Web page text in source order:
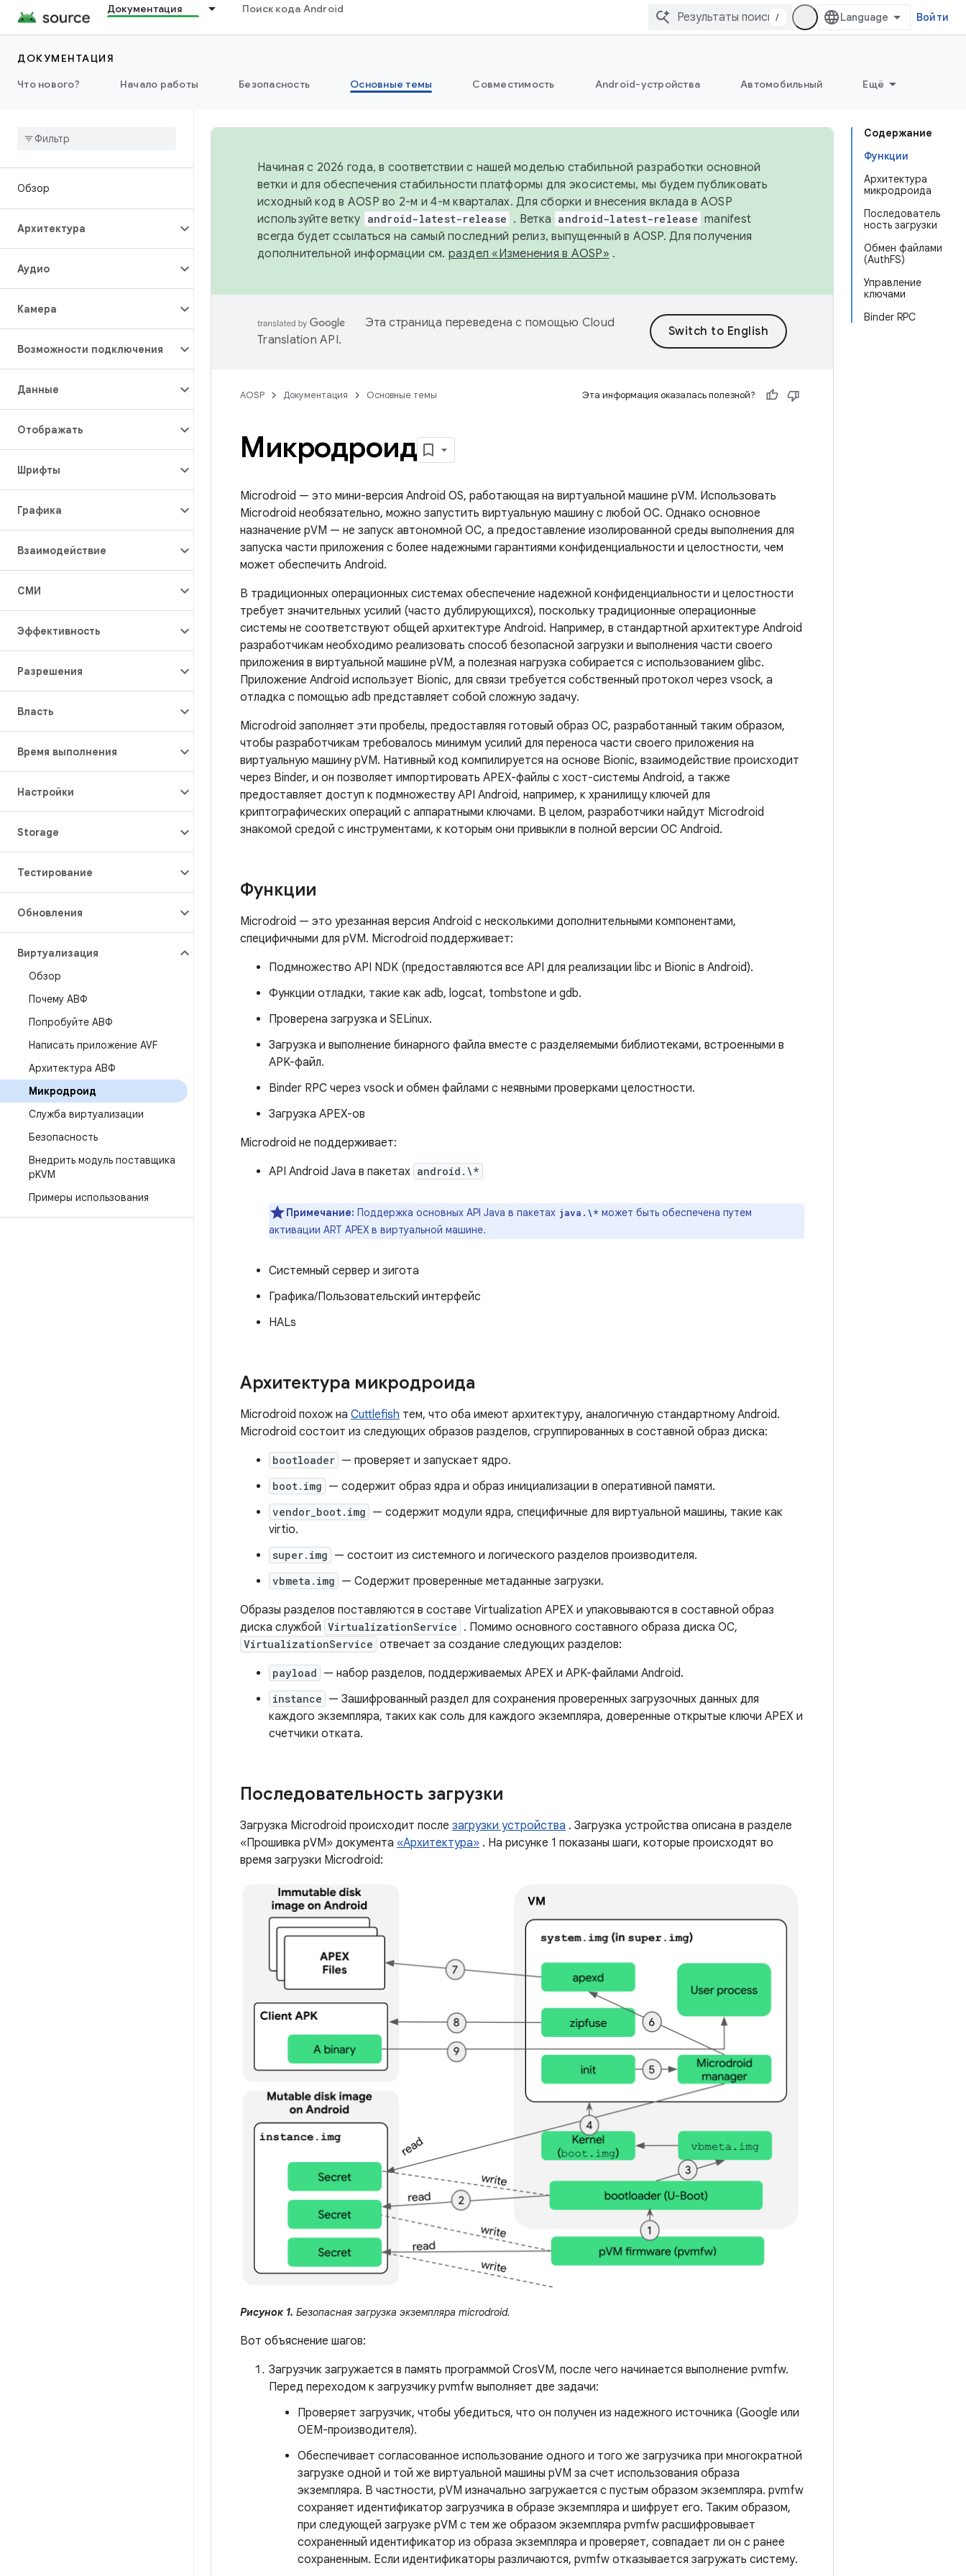
Документация Поиск кода Android
/ Войти
ДОКУМЕНТАЦИЯ
Что нового?
Начало работы Безопасность Основные темы Совместимость Android-устройства Автомобильный Ещё
Обзор
Архитектура
Аудио
Камера
Возможности подключения
Данные
Отображать
Шрифты
Графика
Взаимодействие
СМИ
Эффективность
Разрешения
Власть
Время выполнения
Настройки
Storage
Тестирование
Обновления
Виртуализация
Обзор
Почему АВФ
Попробуйте АВФ
Написать приложение AVF
Архитектура АВФ
Микродроид
Служба виртуализации
Безопасность
Внедрить модуль поставщика
pKVM
Примеры использования
Содержание
Функции
Архитектура
микродроида
Последователь
ность загрузки
Обмен файлами
(AuthFS)
Управление
ключами
Binder RPC
Начиная с 2026 года, в соответствии с нашей моделью стабильной разработки основной
ветки и для обеспечения стабильности платформы для экосистемы, мы будем публиковать
исходный код в AOSP во 2-м и 4-м кварталах. Для сборки и внесения вклада в AOSP
используйте ветку android-latest-release . Ветка android-latest-release manifest
всегда будет ссылаться на самый последний релиз, выпущенный в AOSP. Для получения
дополнительной информации см. раздел «Изменения в AOSP» .
Эта страница переведена с помощью Cloud
Translation API.
AOSP Документация Основные темы Эта информация оказалась полезной?
Микродроид
Microdroid — это мини-версия Android OS, работающая на виртуальной машине pVM. Использовать
Microdroid необязательно, можно запустить виртуальную машину с любой ОС. Однако основное
назначение pVM — не запуск автономной ОС, а предоставление изолированной среды выполнения для
запуска части приложения с более надежными гарантиями конфиденциальности и целостности, чем
может обеспечить Android.
В традиционных операционных системах обеспечение надежной конфиденциальности и целостности
требует значительных усилий (часто дублирующихся), поскольку традиционные операционные
системы не соответствуют общей архитектуре Android. Например, в стандартной архитектуре Android
разработчикам необходимо реализовать способ безопасной загрузки и выполнения части своего
приложения в виртуальной машине pVM, а полезная нагрузка собирается с использованием glibc.
Приложение Android использует Bionic, для связи требуется собственный протокол через vsock, а
отладка с помощью adb представляет собой сложную задачу.
Microdroid заполняет эти пробелы, предоставляя готовый образ ОС, разработанный таким образом,
чтобы разработчикам требовалось минимум усилий для переноса части своего приложения на
виртуальную машину pVM. Нативный код компилируется на основе Bionic, взаимодействие происходит
через Binder, и он позволяет импортировать APEX-файлы с хост-системы Android, а также
предоставляет доступ к подмножеству API Android, например, к хранилищу ключей для
криптографических операций с аппаратными ключами. В целом, разработчики найдут Microdroid
знакомой средой с инструментами, к которым они привыкли в полной версии ОС Android.
Функции
Microdroid — это урезанная версия Android с несколькими дополнительными компонентами,
специфичными для pVM. Microdroid поддерживает:
Подмножество API NDK (предоставляются все API для реализации libc и Bionic в Android).
Функции отладки, такие как adb, logcat, tombstone и gdb.
Проверена загрузка и SELinux.
Загрузка и выполнение бинарного файла вместе с разделяемыми библиотеками, встроенными в
APK-файл.
Binder RPC через vsock и обмен файлами с неявными проверками целостности.
Загрузка APEX-ов
Microdroid не поддерживает:
API Android Java в пакетах android.\*
Примечание: Поддержка основных API Java в пакетах java.\* может быть обеспечена путем
активации ART APEX в виртуальной машине.
Системный сервер и зигота
Графика/Пользовательский интерфейс
HALs
Архитектура микродроида
Microdroid похож на Cuttlefish тем, что оба имеют архитектуру, аналогичную стандартному Android.
Microdroid состоит из следующих образов разделов, сгруппированных в составной образ диска:
bootloader — проверяет и запускает ядро.
boot.img — содержит образ ядра и образ инициализации в оперативной памяти.
vendor_boot.img — содержит модули ядра, специфичные для виртуальной машины, такие как
virtio.
super.img — состоит из системного и логического разделов производителя.
vbmeta.img — Содержит проверенные метаданные загрузки.
Образы разделов поставляются в составе Virtualization APEX и упаковываются в составной образ
диска службой VirtualizationService . Помимо основного составного образа диска ОС,
VirtualizationService отвечает за создание следующих разделов:
payload — набор разделов, поддерживаемых APEX и APK-файлами Android.
instance — Зашифрованный раздел для сохранения проверенных загрузочных данных для
каждого экземпляра, таких как соль для каждого экземпляра, доверенные открытые ключи APEX и
счетчики отката.
Последовательность загрузки
Загрузка Microdroid происходит после загрузки устройства . Загрузка устройства описана в разделе
«Прошивка pVM» документа «Архитектура» . На рисунке 1 показаны шаги, которые происходят во
время загрузки Microdroid:
Рисунок 1. Безопасная загрузка экземпляра microdroid.
Вот объяснение шагов:
Загрузчик загружается в память программой CrosVM, после чего начинается выполнение pvmfw.
Перед переходом к загрузчику pvmfw выполняет две задачи:
Проверяет загрузчик, чтобы убедиться, что он получен из надежного источника (Google или
OEM-производителя).
Обеспечивает согласованное использование одного и того же загрузчика при многократной
загрузке одной и той же виртуальной машины pVM за счет использования образа
экземпляра. В частности, pVM изначально загружается с пустым образом экземпляра. pvmfw
сохраняет идентификатор загрузчика в образе экземпляра и шифрует его. Таким образом,
при следующей загрузке pVM с тем же образом экземпляра pvmfw расшифровывает
сохраненный идентификатор из образа экземпляра и проверяет, совпадает ли он с ранее
сохраненным. Если идентификаторы различаются, pvmfw отказывается загружать систему.